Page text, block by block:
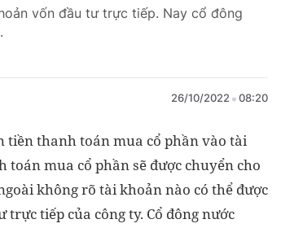
vốn đầu tư trực tiếp. Nay cổ đông
26/10/2022 08:20
tiền thanh toán mua cổ phần vào tài
mua cổ phần sẽ được chuyển cho
không rõ tài khoản nào có thể được
tiếp của công ty. Cổ đông nước